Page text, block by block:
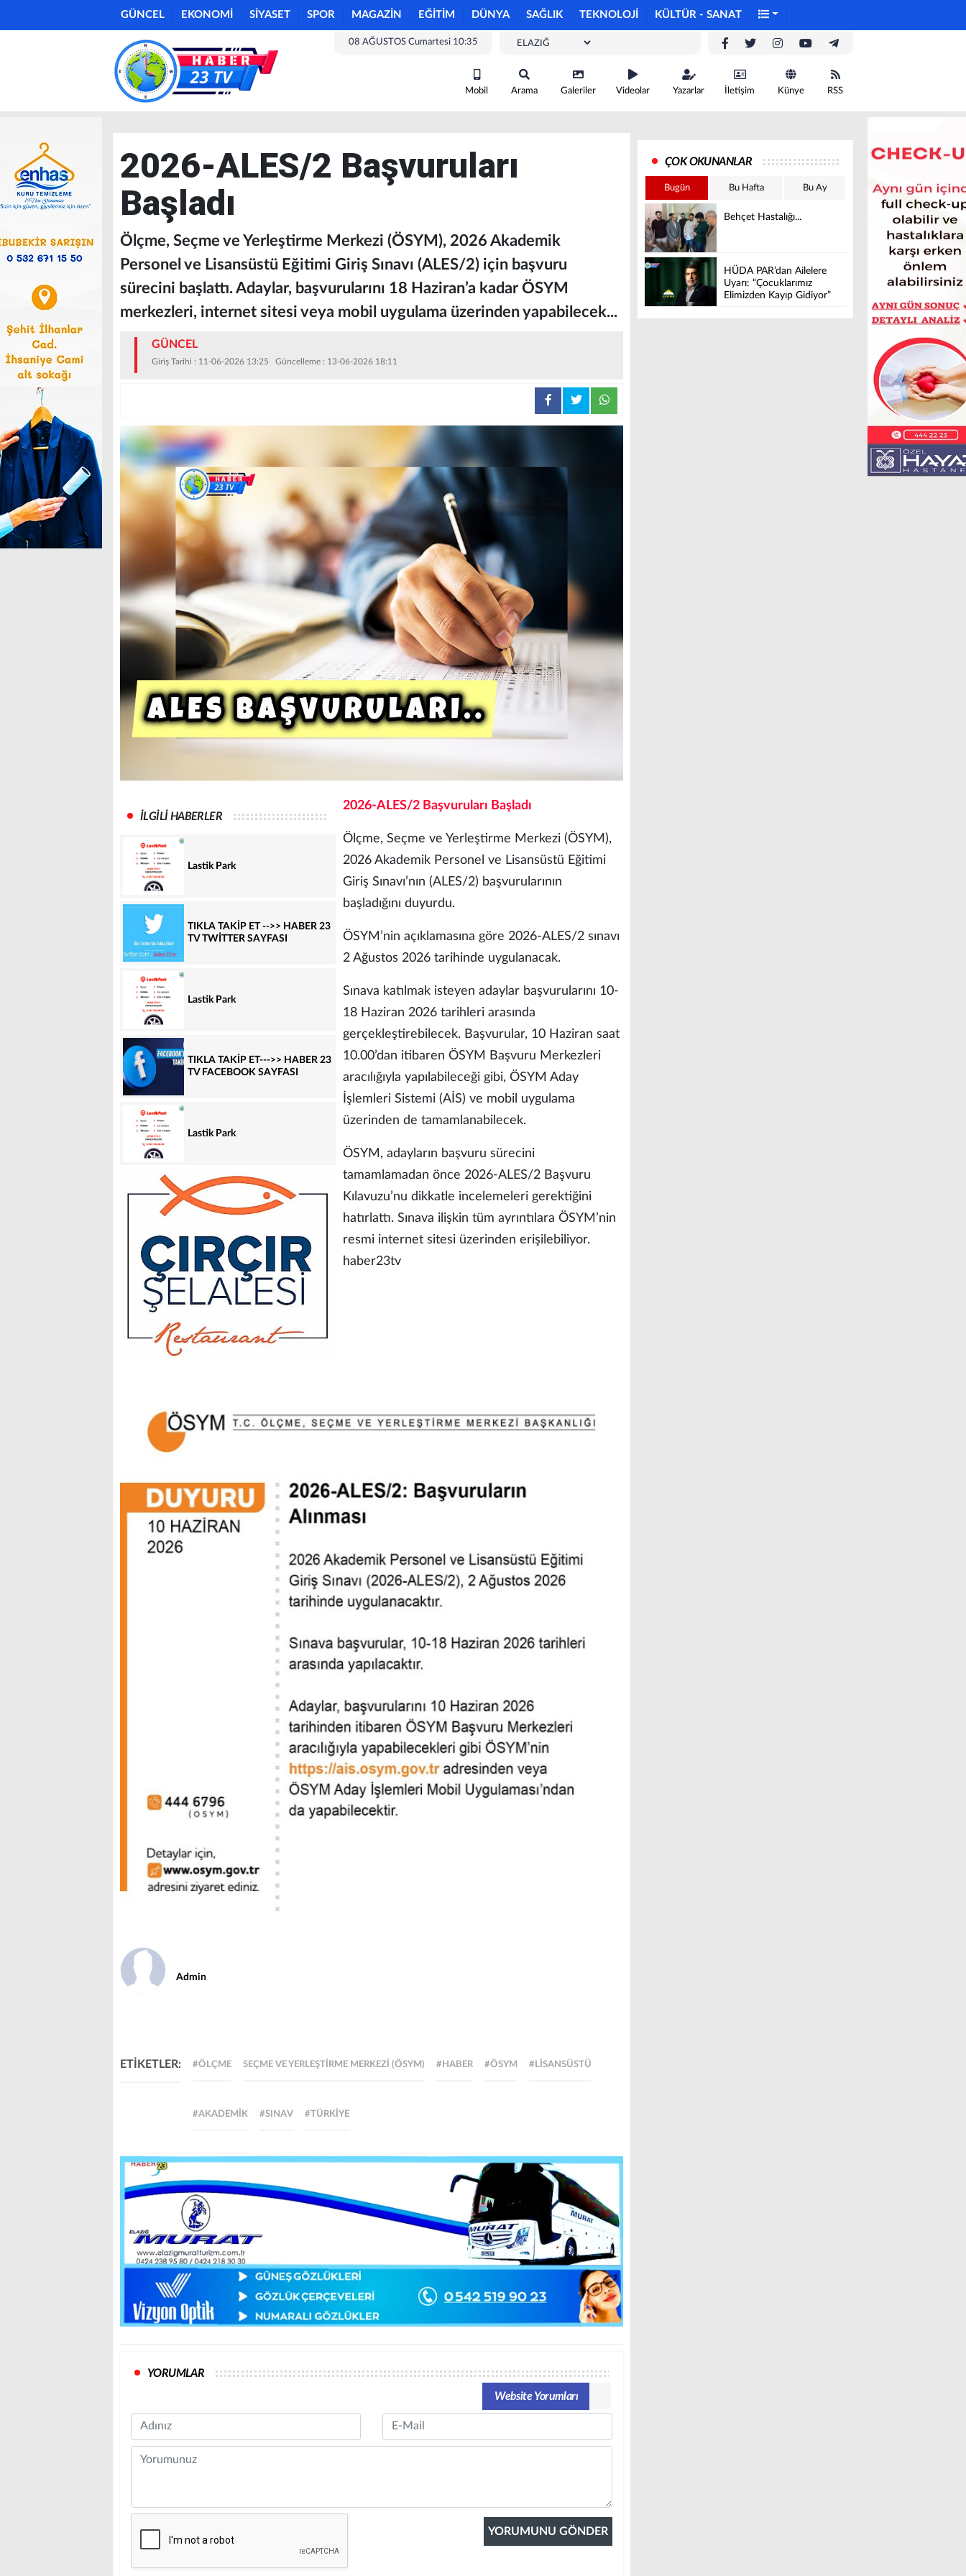
GÜNCEL EKONOMİ SİYASET SPOR MAGAZİN EĞİTİM DÜNYA SAĞLIK TEKNOLOJİ KÜLTÜR - SANAT
08 AĞUSTOS Cumartesi 10:35
Mobil Arama Galeriler Videolar Yazarlar İletişim Künye RSS
2026-ALES/2 Başvuruları
Başladı
Ölçme, Seçme ve Yerleştirme Merkezi (ÖSYM), 2026 Akademik
Personel ve Lisansüstü Eğitimi Giriş Sınavı (ALES/2) için başvuru
sürecini başlattı. Adaylar, başvurularını 18 Haziran’a kadar ÖSYM
merkezleri, internet sitesi veya mobil uygulama üzerinden yapabilecek...
GÜNCEL
Giriş Tarihi : 11-06-2026 13:25 Güncelleme : 13-06-2026 18:11
İLGİLİ HABERLER
Lastik Park
TIKLA TAKİP ET -->> HABER 23
TV TWİTTER SAYFASI
Lastik Park
TIKLA TAKİP ET--->> HABER 23
TV FACEBOOK SAYFASI
Lastik Park
2026-ALES/2 Başvuruları Başladı
Ölçme, Seçme ve Yerleştirme Merkezi (ÖSYM),
2026 Akademik Personel ve Lisansüstü Eğitimi
Giriş Sınavı’nın (ALES/2) başvurularının
başladığını duyurdu.
ÖSYM’nin açıklamasına göre 2026-ALES/2 sınavı
2 Ağustos 2026 tarihinde uygulanacak.
Sınava katılmak isteyen adaylar başvurularını 10-
18 Haziran 2026 tarihleri arasında
gerçekleştirebilecek. Başvurular, 10 Haziran saat
10.00’dan itibaren ÖSYM Başvuru Merkezleri
aracılığıyla yapılabileceği gibi, ÖSYM Aday
İşlemleri Sistemi (AİS) ve mobil uygulama
üzerinden de tamamlanabilecek.
ÖSYM, adayların başvuru sürecini
tamamlamadan önce 2026-ALES/2 Başvuru
Kılavuzu’nu dikkatle incelemeleri gerektiğini
hatırlattı. Sınava ilişkin tüm ayrıntılara ÖSYM’nin
resmi internet sitesi üzerinden erişilebiliyor.
haber23tv
Admin
ETİKETLER: #ÖLÇME SEÇME VE YERLEŞTIRME MERKEZI (ÖSYM) #HABER #ÖSYM #LISANSÜSTÜ
#AKADEMIK #SINAV #TÜRKIYE
YORUMLAR
Website Yorumları
Name Email
Comment
ÇOK OKUNANLAR
Bugün Bu Hafta Bu Ay
Behçet Hastalığı...
HÜDA PAR’dan Ailelere
Uyarı: “Çocuklarımız
Elimizden Kayıp Gidiyor”